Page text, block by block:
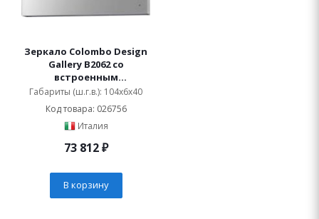
Зеркало Colombo Design
Gallery B2062 со
встроенным
светильником
Габариты (ш.г.в.): 104x6x40
Код товара: 026756
Италия
73 812₽
В корзину